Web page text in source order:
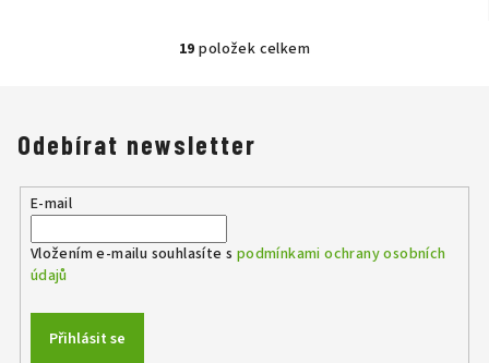
O
á
d
a
p
19 položek celkem
Odebírat newsletter
E-mail
Vložením e-mailu souhlasíte s podmínkami ochrany osobních
údajů
Přihlásit se